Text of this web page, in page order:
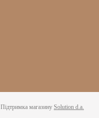
Підтримка магазину Solution d.a.